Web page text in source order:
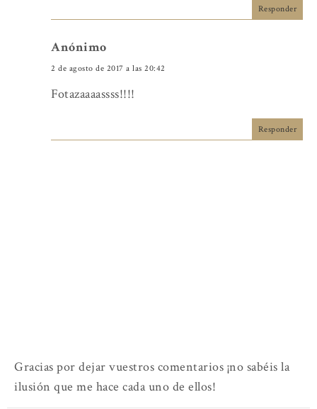
Responder
Anónimo
2 de agosto de 2017 a las 20:42
Fotazaaaassss!!!!
Responder
Gracias por dejar vuestros comentarios ¡no sabéis la
ilusión que me hace cada uno de ellos!